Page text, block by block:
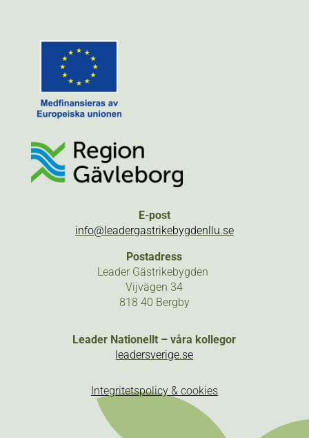
E-post
info@leadergastrikebygdenllu.se
Postadress
Leader Gästrikebygden
Vijvägen 34
818 40 Bergby
Leader Nationellt – våra kollegor
leadersverige.se
Integritetspolicy & cookies